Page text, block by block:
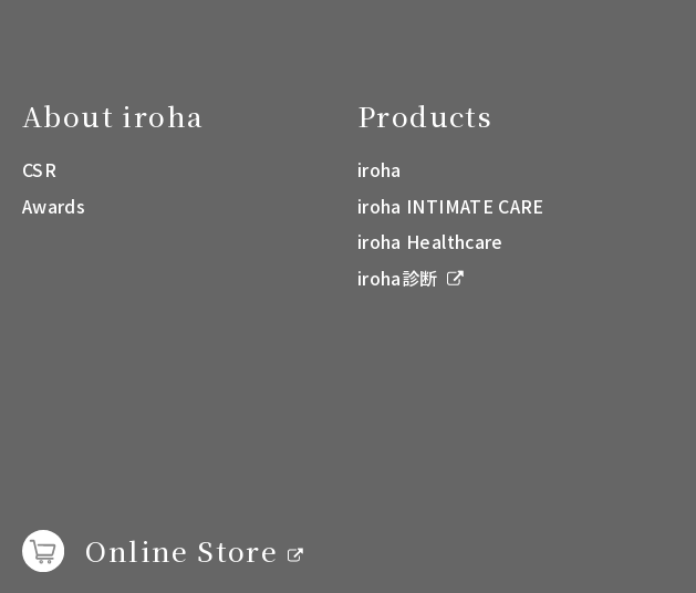
About iroha
CSR
Awards
Products
iroha
iroha INTIMATE CARE
iroha Healthcare
iroha診断
Online Store